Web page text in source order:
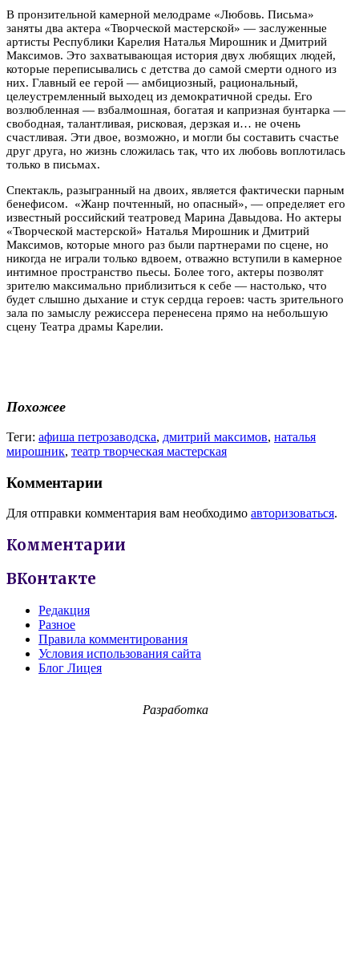
В пронзительной камерной мелодраме «Любовь. Письма»
заняты два актера «Творческой мастерской» — заслуженные
артисты Республики Карелия Наталья Мирошник и Дмитрий
Максимов. Это захватывающая история двух любящих людей,
которые переписывались с детства до самой смерти одного из
них. Главный ее герой — амбициозный, рациональный,
целеустремленный выходец из демократичной среды. Его
возлюбленная — взбалмошная, богатая и капризная бунтарка —
свободная, талантливая, рисковая, дерзкая и… не очень
счастливая. Эти двое, возможно, и могли бы составить счастье
друг друга, но жизнь сложилась так, что их любовь воплотилась
только в письмах.
Спектакль, разыгранный на двоих, является фактически парным
бенефисом. «Жанр почтенный, но опасный», — определяет его
известный российский театровед Марина Давыдова. Но актеры
«Творческой мастерской» Наталья Мирошник и Дмитрий
Максимов, которые много раз были партнерами по сцене, но
никогда не играли только вдвоем, отважно вступили в камерное
интимное пространство пьесы. Более того, актеры позволят
зрителю максимально приблизиться к себе — настолько, что
будет слышно дыхание и стук сердца героев: часть зрительного
зала по замыслу режиссера перенесена прямо на небольшую
сцену Театра драмы Карелии.
Похожее
Теги: афиша петрозаводска, дмитрий максимов, наталья
мирошник, театр творческая мастерская
Комментарии
Для отправки комментария вам необходимо авторизоваться.
Комментарии
ВКонтакте
Редакция
Разное
Правила комментирования
Условия использования сайта
Блог Лицея
Разработка